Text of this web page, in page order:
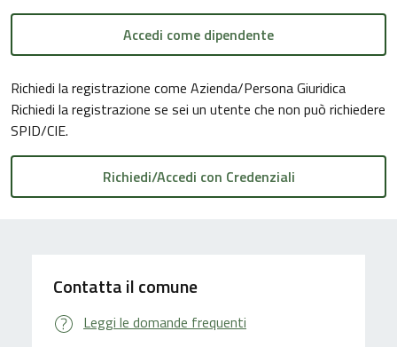
Accedi come dipendente
Richiedi la registrazione come Azienda/Persona Giuridica
Richiedi la registrazione se sei un utente che non può richiedere
SPID/CIE.
Contatta il comune
Leggi le domande frequenti